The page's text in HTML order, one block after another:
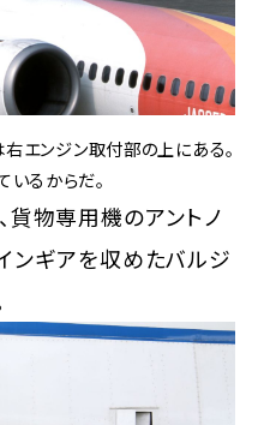
エンジン取付部の上にある。
るからだ。
物専用機のアントノ
ンギアを収めたバルジ